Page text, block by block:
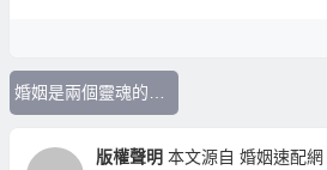
版權聲明 本文源自 婚姻速配網